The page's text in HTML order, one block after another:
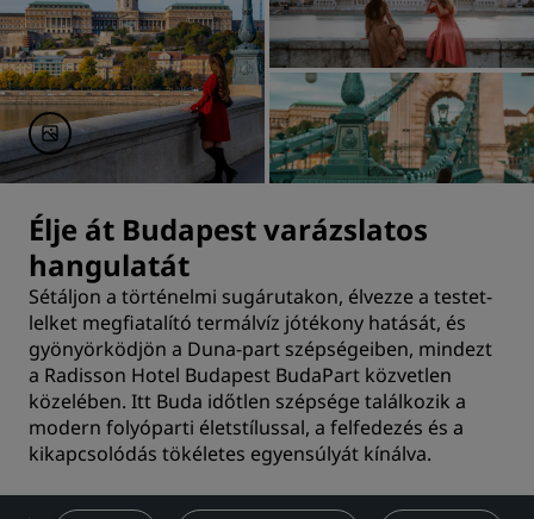
Élje át Budapest varázslatos
hangulatát
Sétáljon a történelmi sugárutakon, élvezze a testet-
lelket megfiatalító termálvíz jótékony hatását, és
gyönyörködjön a Duna-part szépségeiben, mindezt
a Radisson Hotel Budapest BudaPart közvetlen
közelében. Itt Buda időtlen szépsége találkozik a
modern folyóparti életstílussal, a felfedezés és a
kikapcsolódás tökéletes egyensúlyát kínálva.